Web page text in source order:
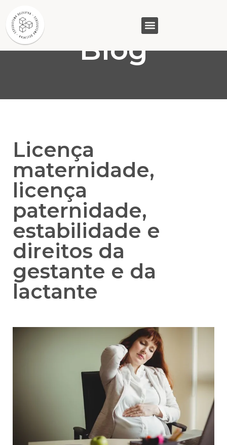
Blog
Licença
maternidade,
licença
paternidade,
estabilidade e
direitos da
gestante e da
lactante